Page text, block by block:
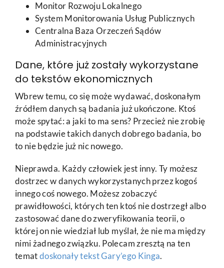
Monitor Rozwoju Lokalnego
System Monitorowania Usług Publicznych
Centralna Baza Orzeczeń Sądów
Administracyjnych
Dane, które już zostały wykorzystane
do tekstów ekonomicznych
Wbrew temu, co się może wydawać, doskonałym
źródłem danych są badania już ukończone. Ktoś
może spytać: a jaki to ma sens? Przecież nie zrobię
na podstawie takich danych dobrego badania, bo
to nie będzie już nic nowego.
Nieprawda. Każdy człowiek jest inny. Ty możesz
dostrzec w danych wykorzystanych przez kogoś
innego coś nowego. Możesz zobaczyć
prawidłowości, których ten ktoś nie dostrzegł albo
zastosować dane do zweryfikowania teorii, o
której on nie wiedział lub myślał, że nie ma między
nimi żadnego związku. Polecam zresztą na ten
tematdoskonały tekst Gary’ego Kinga.